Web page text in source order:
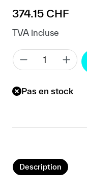
Prix régulier :
374.15 CHF
TVA incluse
Pas en stock
Description